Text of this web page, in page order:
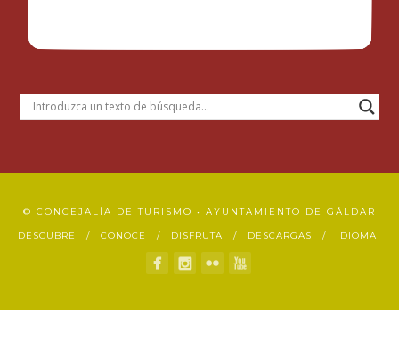
© CONCEJALÍA DE TURISMO • AYUNTAMIENTO DE GÁLDAR
DESCUBRE CONOCE DISFRUTA DESCARGAS IDIOMA